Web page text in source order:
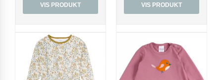
VIS PRODUKT VIS PRODUKT